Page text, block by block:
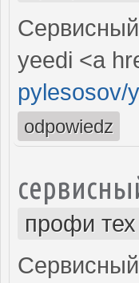
yeedi <a
pylesosov/
odpowiedz
профи